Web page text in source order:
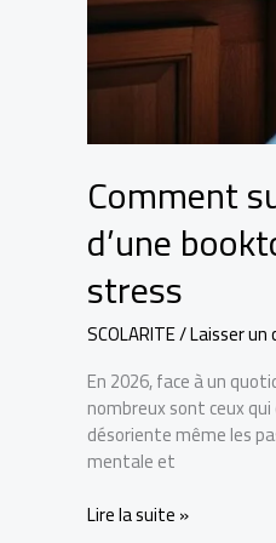
Comment
d’une
stress
SCOLARITE/Laisser
En 2026, face à un
nombreux sont ceux
désoriente même les
mentale et
Comment
Lire la suite »